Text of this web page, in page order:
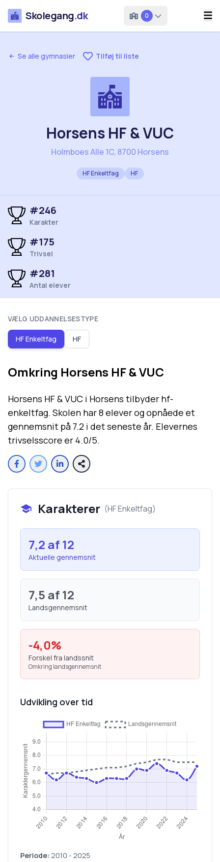
Skolegang.dk 0
Se alle gymnasier Tilføj til liste
Horsens HF & VUC
Holmboes Alle 1C, 8700 Horsens
HF Enkeltfag HF
#246
Karakter
#175
Trivsel
#281
Antal elever
VÆLG UDDANNELSESTYPE
HF Enkeltfag HF
Omkring Horsens HF & VUC
Horsens HF & VUC i Horsens tilbyder hf-
enkeltfag. Skolen har 8 elever og opnåede et
gennemsnit på 7.2 i det seneste år. Elevernes
trivselsscore er 4.0/5.
Karakterer (HF Enkeltfag)
7,2 af 12
Aktuelle gennemsnit
7,5 af 12
Landsgennemsnit
-4,0%
Forskel fra landssnit
Omkring landsgennemsnit
Udvikling over tid
Periode: 2010 - 2025